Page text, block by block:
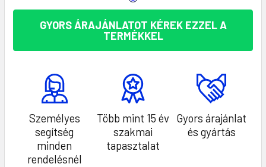
GYORS ÁRAJÁNLATOT KÉREK EZZEL A
TERMÉKKEL
Személyes
segítség
minden
rendelésnél
Több mint 15 év
szakmai
tapasztalat
Gyors árajánlat
és gyártás